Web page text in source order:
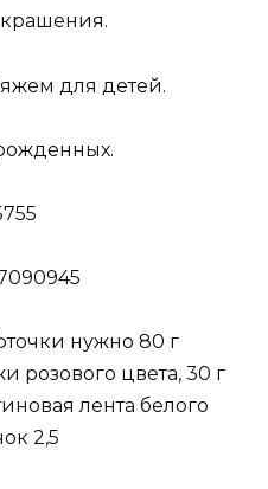
для детей.
нужно 80 г
розового цвета, 30 г
лента белого
2,5